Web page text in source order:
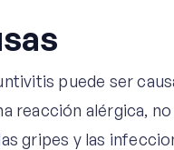
puede ser
reacción alérgica,
gripes y las